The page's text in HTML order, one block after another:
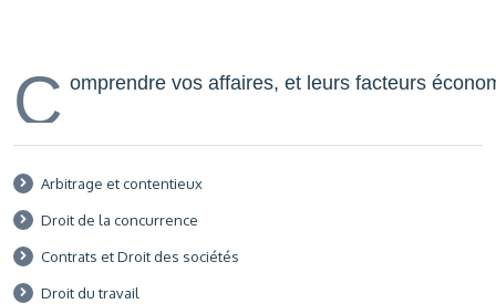
C omprendre vos affaires, et leurs facteurs
Arbitrage et contentieux
Droit de la concurrence
Contrats et Droit des sociétés
Droit du travail